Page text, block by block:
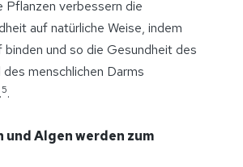
Pflanzen verbessern die
auf natürliche Weise, indem
und so die Gesundheit des
menschlichen Darms
5.
und Algen werden zum